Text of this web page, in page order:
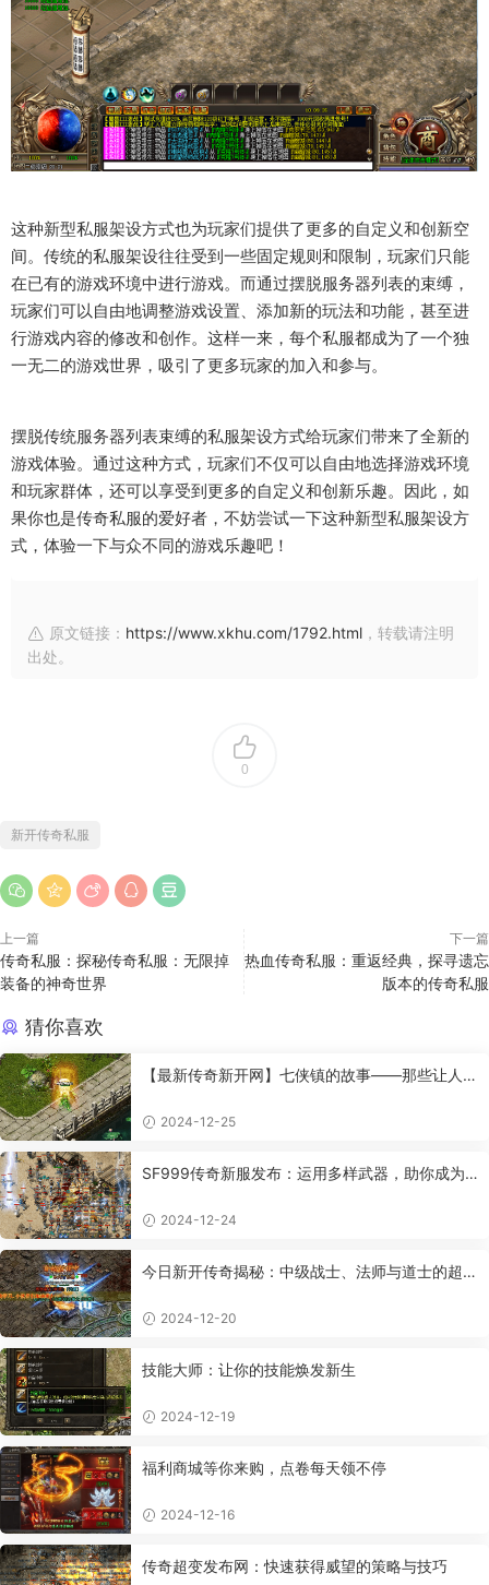
这种新型私服架设方式也为玩家们提供了更多的自定义和创新空
间。传统的私服架设往往受到一些固定规则和限制，玩家们只能
在已有的游戏环境中进行游戏。而通过摆脱服务器列表的束缚，
玩家们可以自由地调整游戏设置、添加新的玩法和功能，甚至进
行游戏内容的修改和创作。这样一来，每个私服都成为了一个独
一无二的游戏世界，吸引了更多玩家的加入和参与。
摆脱传统服务器列表束缚的私服架设方式给玩家们带来了全新的
游戏体验。通过这种方式，玩家们不仅可以自由地选择游戏环境
和玩家群体，还可以享受到更多的自定义和创新乐趣。因此，如
果你也是传奇私服的爱好者，不妨尝试一下这种新型私服架设方
式，体验一下与众不同的游戏乐趣吧！
原文链接： https://www.xkhu.com/1792.html ，转载请注明
出处。
0
新开传奇私服
上一篇
传奇私服：探秘传奇私服：无限掉
装备的神奇世界
下一篇
热血传奇私服：重返经典，探寻遗忘
版本的传奇私服
猜你喜欢
【最新传奇新开网】七侠镇的故事——那些让人羡
2024-12-25
SF999传奇新服发布：运用多样武器，助你成为
2024-12-24
今日新开传奇揭秘：中级战士、法师与道士的超强
2024-12-20
技能大师：让你的技能焕发新生
2024-12-19
福利商城等你来购，点卷每天领不停
2024-12-16
传奇超变发布网：快速获得威望的策略与技巧